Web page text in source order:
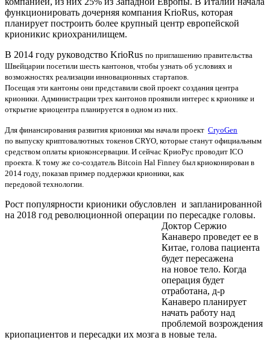
функционировать дочерняя компания KrioRus, которая
планирует построить более крупный центр европейской
крионикис криохранилищем.
В 2014 году руководство KrioRus по приглашению правительства
Швейцарии посетили шесть кантонов, чтобы узнать об условиях и
возможностях реализации инновационных стартапов.
Посещая эти кантоны они представили свой проект создания центра
крионики. Администрации трех кантонов проявили интерес к крионике и
открытие криоцентра планируется в одном из них.
Для финансирования развития крионики мы начали проект CryoGen
по выпуску криптовалютных токенов CRYO, которые станут официальным
средством оплаты криоконсервации. И сейчас КриоРус проводит ICO
проекта . К тому же со-создатель Bitcoin Hal Finney был криоконирован в
2014 году, показав пример поддержки крионики, как
передовой технологии.
Рост популярности крионики обусловлен и запланированной
на 2018 год революционной операции по пересадке головы.
Доктор Сержио
Канаверо проведет ее в
Китае, голова пациента
будет пересажена
на новое тело. Когда
операция будет
отработана, д-р
Канаверо планирует
начать работу над
проблемой возрождения
криопациентов и пересадки их мозга в новые тела.